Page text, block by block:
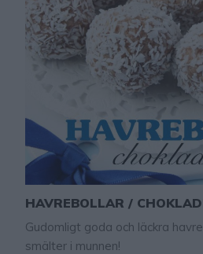
HAVREBOLLAR /
Gudomligt goda och läckra
smälter i munnen!